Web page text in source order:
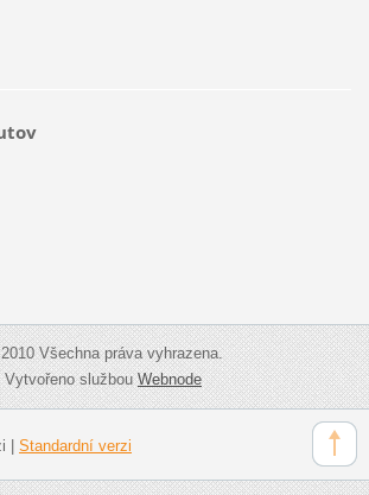
Všechna práva vyhrazena.
Vytvořeno službouWebnode
| Standardní verzi